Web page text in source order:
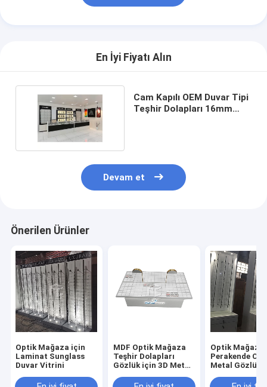
En İyi Fiyatı Alın
Cam Kapılı OEM Duvar Tipi
Teşhir Dolapları 16mm
Devam et
Önerilen Ürünler
Optik Mağaza için
Laminat Sunglass
Duvar Vitrini
MDF Optik Mağaza
Teşhir Dolapları
Gözlük için 3D Metal
Optik Mağaza
Perakende
Metal Gözlük